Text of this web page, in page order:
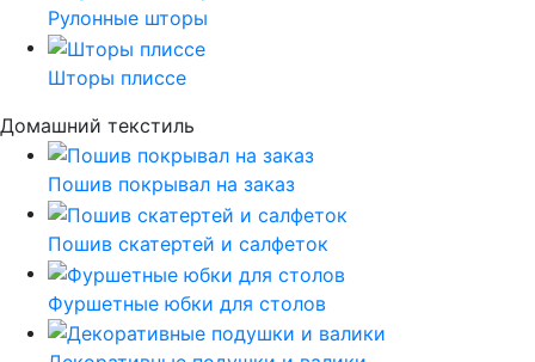
Рулонные шторы
Шторы плиссе
Домашний текстиль
Пошив покрывал на заказ
Пошив скатертей и салфеток
Фуршетные юбки для столов